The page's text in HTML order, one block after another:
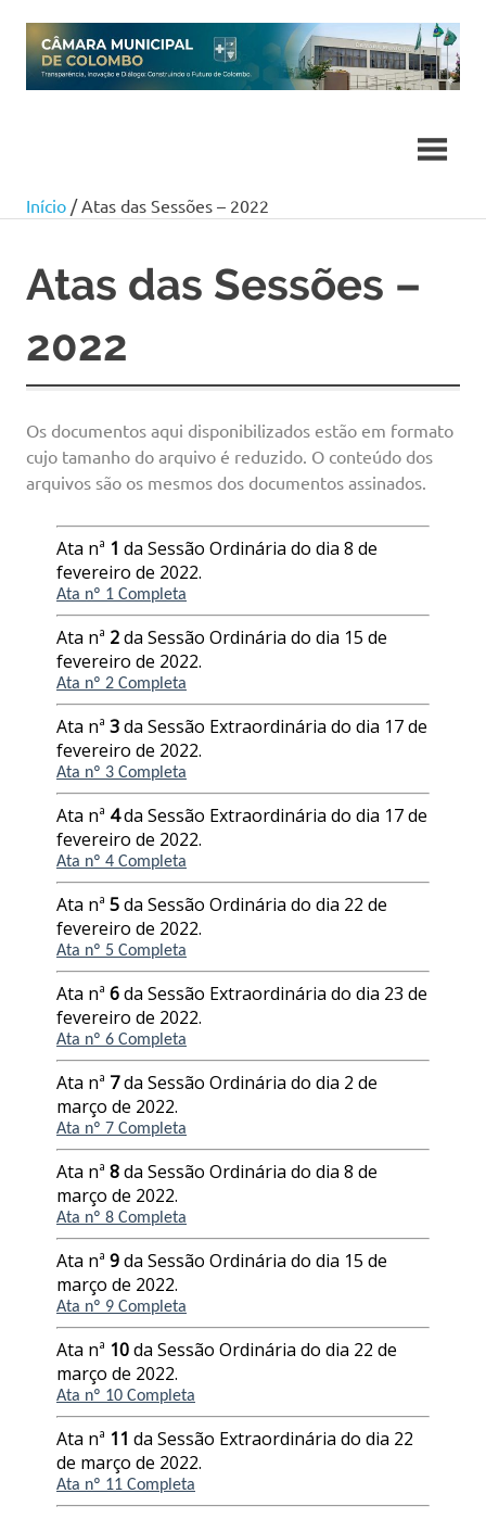
content
Início / Atas das Sessões – 2022
Atas das Sessões –
2022
Os documentos aqui disponibilizados estão em formato
cujo tamanho do arquivo é reduzido. O conteúdo dos
arquivos são os mesmos dos documentos assinados.